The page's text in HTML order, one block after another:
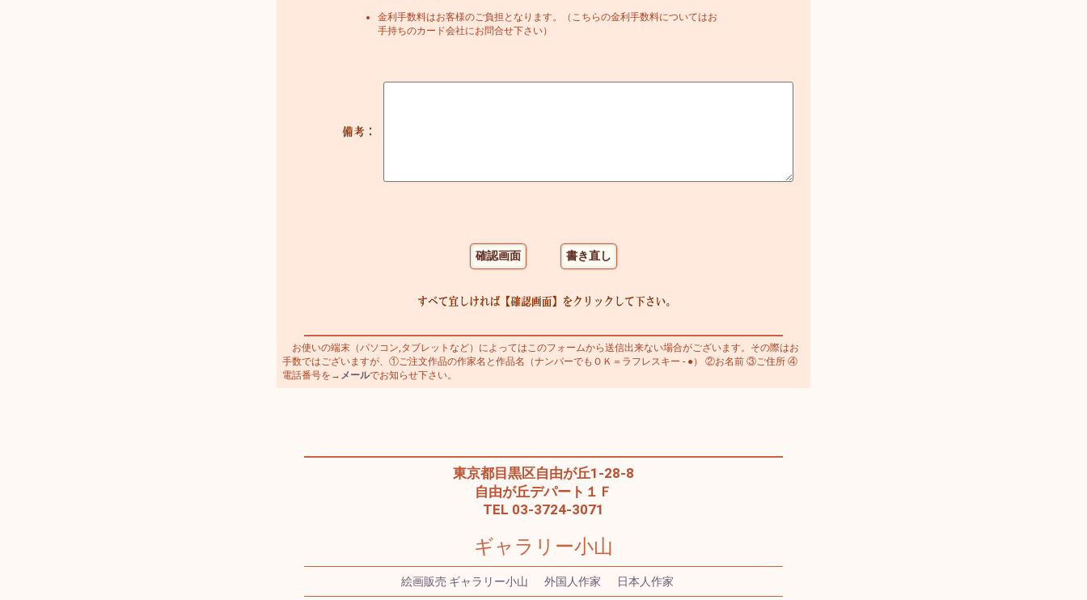
金利手数料はお客様のご負担となります。（こちらの金利手数料についてはお
手持ちのカード会社にお問合せ下さい）
お使いの端末（パソコン,タブレットなど）によってはこのフォームから送信出来ない場合がございます。その際はお
手数ではございますが、①ご注文作品の作家名と作品名（ナンバーでもＯＫ＝ラフレスキー - ●） ②お名前 ③ご住所 ④
電話番号を→ メールでお知らせ下さい。
東京都目黒区自由が丘1-28-8
自由が丘デパート１Ｆ
TEL 03-3724-3071
ギャラリー小山
絵画販売 ギャラリー小山 外国人作家 日本人作家